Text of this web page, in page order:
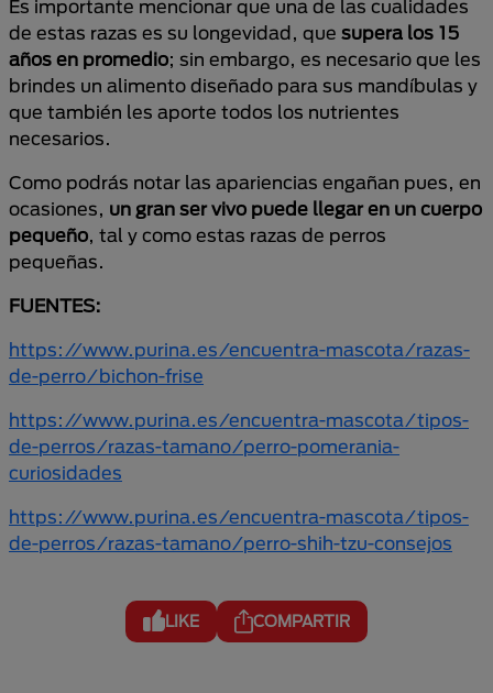
Es importante mencionar que una de las cualidades
de estas razas es su longevidad, que supera los 15
años en promedio; sin embargo, es necesario que les
brindes un alimento diseñado para sus mandíbulas y
que también les aporte todos los nutrientes
necesarios.
Como podrás notar las apariencias engañan pues, en
ocasiones, un gran ser vivo puede llegar en un cuerpo
pequeño, tal y como estas razas de perros
pequeñas.
FUENTES:
https://www.purina.es/encuentra-mascota/razas-
de-perro/bichon-frise
https://www.purina.es/encuentra-mascota/tipos-
de-perros/razas-tamano/perro-pomerania-
curiosidades
https://www.purina.es/encuentra-mascota/tipos-
de-perros/razas-tamano/perro-shih-tzu-consejos
LIKE COMPARTIR